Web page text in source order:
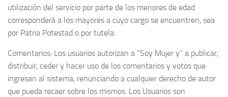
utilización del servicio por parte de los menores de edad
corresponderá a los mayores a cuyo cargo se encuentren, sea
por Patria Potestad o por tutela.
Comentarios: Los usuarios autorizan a “Soy Mujer y” a publicar,
distribuir, ceder y hacer uso de los comentarios y votos que
ingresan al sistema, renunciando a cualquier derecho de autor
que pueda recaer sobre los mismos. Los Usuarios son